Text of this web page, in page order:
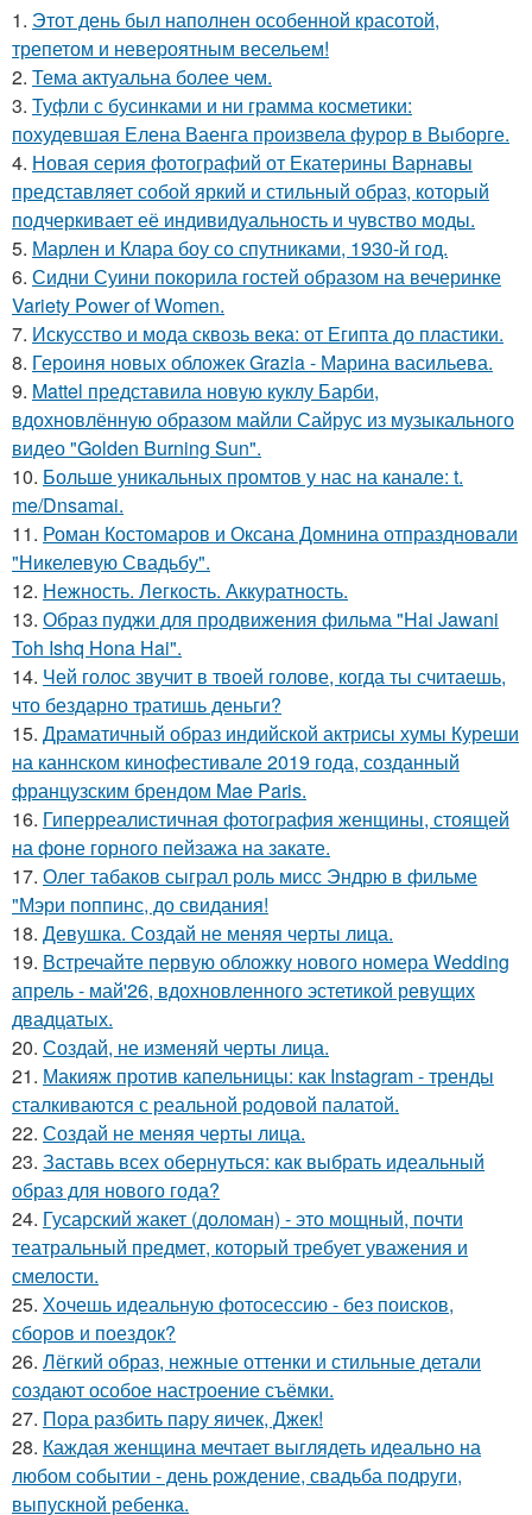
1. Этот день был наполнен особенной красотой,
трепетом и невероятным весельем!
2. Тема актуальна более чем.
3. Туфли с бусинками и ни грамма косметики:
похудевшая Елена Ваенга произвела фурор в Выборге.
4. Новая серия фотографий от Екатерины Варнавы
представляет собой яркий и стильный образ, который
подчеркивает её индивидуальность и чувство моды.
5. Марлен и Клара боу со спутниками, 1930-й год.
6. Сидни Суини покорила гостей образом на вечеринке
Variety Power of Women.
7. Искусство и мода сквозь века: от Египта до пластики.
8. Героиня новых обложек Grazia - Марина васильева.
9. Mattel представила новую куклу Барби,
вдохновлённую образом майли Сайрус из музыкального
видео "Golden Burning Sun".
10. Больше уникальных промтов у нас на канале: t.
me/Dnsamai.
11. Роман Костомаров и Оксана Домнина отпраздновали
"Никелевую Свадьбу".
12. Нежность. Легкость. Аккуратность.
13. Образ пуджи для продвижения фильма "Hai Jawani
Toh Ishq Hona Hai".
14. Чей голос звучит в твоей голове, когда ты считаешь,
что бездарно тратишь деньги?
15. Драматичный образ индийской актрисы хумы Куреши
на каннском кинофестивале 2019 года, созданный
французским брендом Mae Paris.
16. Гиперреалистичная фотография женщины, стоящей
на фоне горного пейзажа на закате.
17. Олег табаков сыграл роль мисс Эндрю в фильме
"Мэри поппинс, до свидания!
18. Девушка. Создай не меняя черты лица.
19. Встречайте первую обложку нового номера Wedding
апрель - май'26, вдохновленного эстетикой ревущих
двадцатых.
20. Создай, не изменяй черты лица.
21. Макияж против капельницы: как Instagram - тренды
сталкиваются с реальной родовой палатой.
22. Создай не меняя черты лица.
23. Заставь всех обернуться: как выбрать идеальный
образ для нового года?
24. Гусарский жакет (доломан) - это мощный, почти
театральный предмет, который требует уважения и
смелости.
25. Хочешь идеальную фотосессию - без поисков,
сборов и поездок?
26. Лёгкий образ, нежные оттенки и стильные детали
создают особое настроение съёмки.
27. Пора разбить пару яичек, Джек!
28. Каждая женщина мечтает выглядеть идеально на
любом событии - день рождение, свадьба подруги,
выпускной ребенка.